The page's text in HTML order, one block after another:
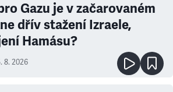
Gazu je v začarovaném
dřív stažení Izraele,
Hamásu?
8. 2026